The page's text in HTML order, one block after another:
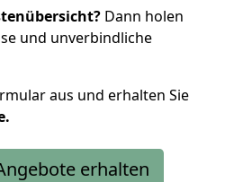
Dann holen
und unverbindliche
aus und erhalten Sie
erhalten